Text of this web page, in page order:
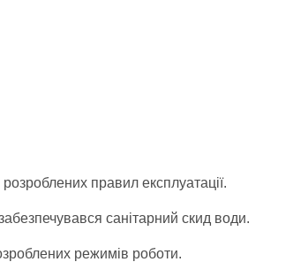
правил експлуатації.
санітарний скид води.
режимів роботи.